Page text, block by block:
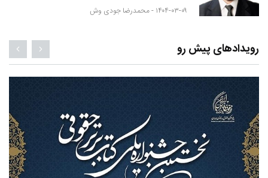
۱۴۰۴-۰۳-۰۹ - محمدرضا جودی وش
رویدادهای پیش رو